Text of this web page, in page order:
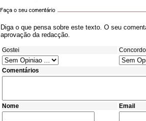
Diga o que pensa sobre este texto. O seu
aprovação da redacção.
Gostei Concordo
Comentários
Nome Email